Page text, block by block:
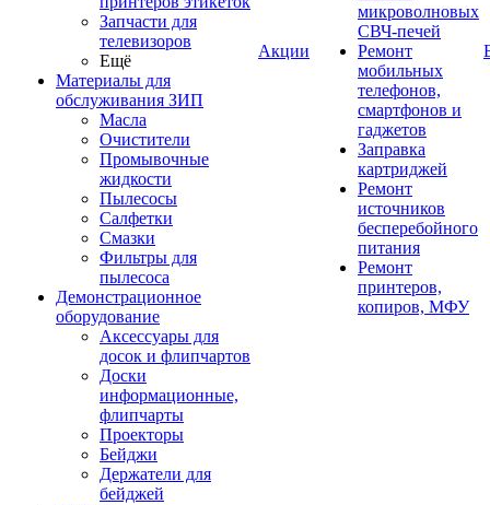
Запчасти для
телевизоров
Ещё
Материалы для
обслуживания ЗИП
Масла
Очистители
Промывочные
жидкости
Пылесосы
Салфетки
Смазки
Фильтры для
пылесоса
Демонстрационное
оборудование
Аксессуары для
досок и флипчартов
Доски
информационные,
флипчарты
Проекторы
Бейджи
Держатели для
бейджей
Акции
микроволновых
СВЧ-печей
Ремонт
мобильных
телефонов,
смартфонов и
гаджетов
Заправка
картриджей
Ремонт
источников
бесперебойного
питания
Ремонт
принтеров,
копиров, МФУ